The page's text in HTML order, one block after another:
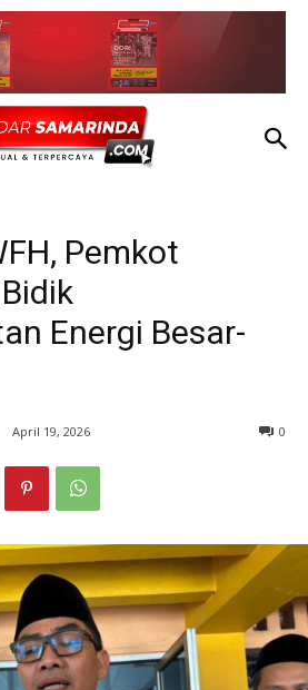
Pemkot
Energi Besar-
April 19, 2026 0